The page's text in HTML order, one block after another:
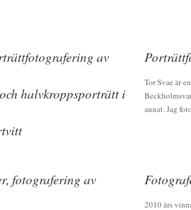
Tor Svae är
annat. Jag
2010 års